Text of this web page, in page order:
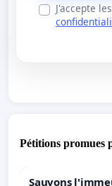
J'accepte les
Pétitions promues
Sauvons